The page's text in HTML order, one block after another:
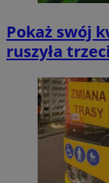
Pokaż swój
ruszyła